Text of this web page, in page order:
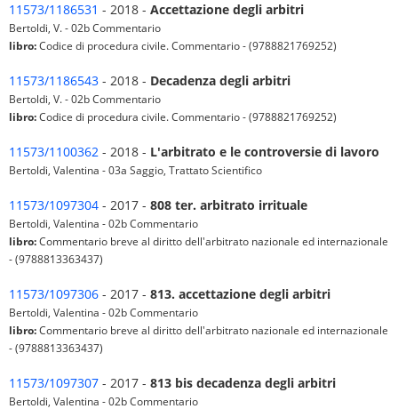
11573/1186531 - 2018 - Accettazione degli arbitri
Bertoldi, V. - 02b Commentario
libro:Codice di procedura civile. Commentario - (9788821769252)
11573/1186543 - 2018 - Decadenza degli arbitri
Bertoldi, V. - 02b Commentario
libro:Codice di procedura civile. Commentario - (9788821769252)
11573/1100362 - 2018 - L'arbitrato e le controversie di lavoro
Bertoldi, Valentina - 03a Saggio, Trattato Scientifico
11573/1097304 - 2017 - 808 ter. arbitrato irrituale
Bertoldi, Valentina - 02b Commentario
libro:Commentario breve al diritto dell'arbitrato nazionale ed internazionale
- (9788813363437)
11573/1097306 - 2017 - 813. accettazione degli arbitri
Bertoldi, Valentina - 02b Commentario
libro:Commentario breve al diritto dell'arbitrato nazionale ed internazionale
- (9788813363437)
11573/1097307 - 2017 - 813 bis decadenza degli arbitri
Bertoldi, Valentina - 02b Commentario